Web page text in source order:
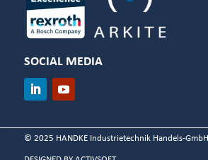
SOCIAL MEDIA
© 2025 HANDKE Industrietechnik Handels-GmbH